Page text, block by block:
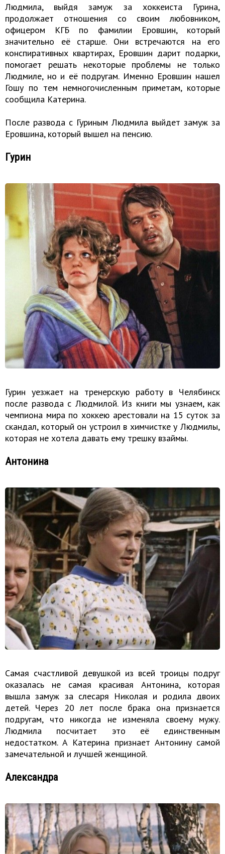
Людмила, выйдя замуж за хоккеиста Гурина,
продолжает отношения со своим любовником,
офицером КГБ по фамилии Еровшин, который
значительно её старше. Они встречаются на его
конспиративных квартирах, Еровшин дарит подарки,
помогает решать некоторые проблемы не только
Людмиле, но и её подругам. Именно Еровшин нашел
Гошу по тем немногочисленным приметам, которые
сообщила Катерина.
После развода с Гуриным Людмила выйдет замуж за
Еровшина, который вышел на пенсию.
Гурин
Гурин уезжает на тренерскую работу в Челябинск
после развода с Людмилой. Из книги мы узнаем, как
чемпиона мира по хоккею арестовали на 15 суток за
скандал, который он устроил в химчистке у Людмилы,
которая не хотела давать ему трешку взаймы.
Антонина
Самая счастливой девушкой из всей троицы подруг
оказалась не самая красивая Антонина, которая
вышла замуж за слесаря Николая и родила двоих
детей. Через 20 лет после брака она признается
подругам, что никогда не изменяла своему мужу.
Людмила посчитает это её единственным
недостатком. А Катерина признает Антонину самой
замечательной и лучшей женщиной.
Александра